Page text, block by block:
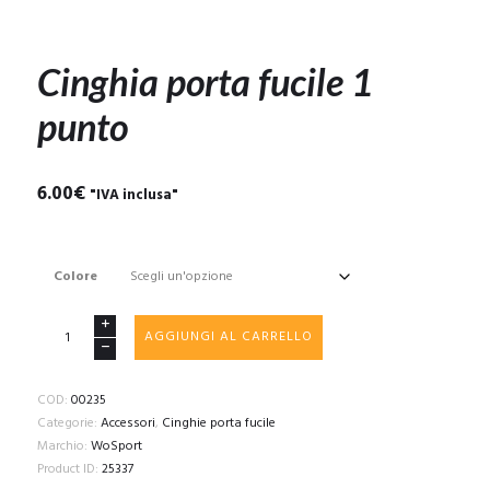
Cinghia porta fucile 1
punto
6.00€ "IVA inclusa"
Colore
1
punto
quantità
AGGIUNGI AL CARRELLO
COD: 00235
Categorie: Accessori, Cinghie porta fucile
Marchio: WoSport
Product ID: 25337